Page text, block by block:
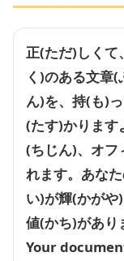
正(ただ)しくて
く)のある文章
ん)を、持(も)
(たす)かります
(ちじん)、オフ
れます。あな
い)が輝(かがや
値(かち)があり
Your